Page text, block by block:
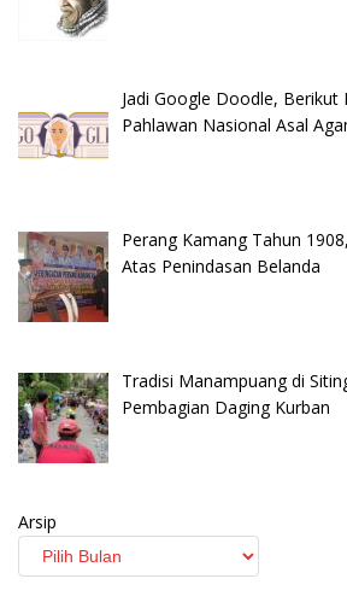
Jadi Google Doodle, Berikut
Pahlawan Nasional Asal
Perang Kamang Tahun
Atas Penindasan Belanda
Tradisi Manampuang di
Pembagian Daging Kurban
Arsip